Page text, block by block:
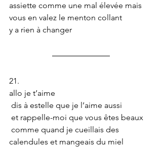
assiette comme une mal élevée mais
vous en valez le menton collant
y a rien à changer
21.
allo je t’aime
dis à estelle que je l’aime aussi
et rappelle-moi que vous êtes beaux
calendules et mangeais du miel